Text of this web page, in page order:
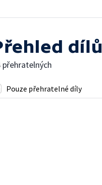
dílů
přehratelných
Pouze přehratelné díly